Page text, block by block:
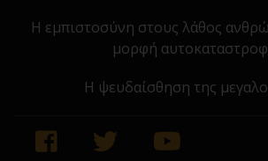
Η εμπιστοσύνη στους λάθος
μορφή
Η ψευδαίσθηση της